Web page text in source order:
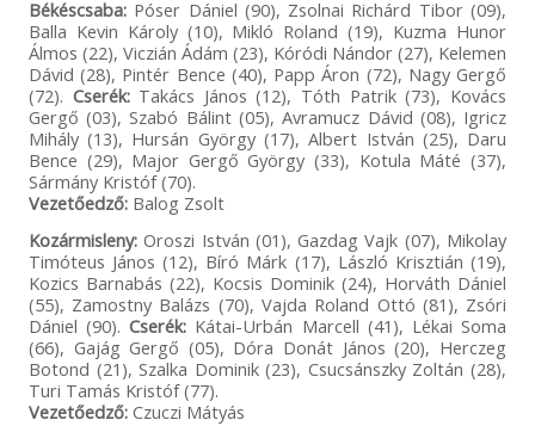
Békéscsaba:Póser Dániel (90), Zsolnai Richárd Tibor (09),
Balla Kevin Károly (10), Mikló Roland (19), Kuzma Hunor
Álmos (22), Viczián Ádám (23), Kóródi Nándor (27), Kelemen
Dávid (28), Pintér Bence (40), Papp Áron (72), Nagy Gergő
(72). Cserék:Takács János (12), Tóth Patrik (73), Kovács
Gergő (03), Szabó Bálint (05), Avramucz Dávid (08), Igricz
Mihály (13), Hursán György (17), Albert István (25), Daru
Bence (29), Major Gergő György (33), Kotula Máté (37),
Sármány Kristóf (70).
Vezetőedző:Balog Zsolt
Kozármisleny:Oroszi István (01), Gazdag Vajk (07), Mikolay
Timóteus János (12), Bíró Márk (17), László Krisztián (19),
Kozics Barnabás (22), Kocsis Dominik (24), Horváth Dániel
(55), Zamostny Balázs (70), Vajda Roland Ottó (81), Zsóri
Dániel (90).Cserék: Kátai-Urbán Marcell (41), Lékai Soma
(66), Gajág Gergő (05), Dóra Donát János (20), Herczeg
Botond (21), Szalka Dominik (23), Csucsánszky Zoltán (28),
Turi Tamás Kristóf (77).
Vezetőedző:Czuczi Mátyás